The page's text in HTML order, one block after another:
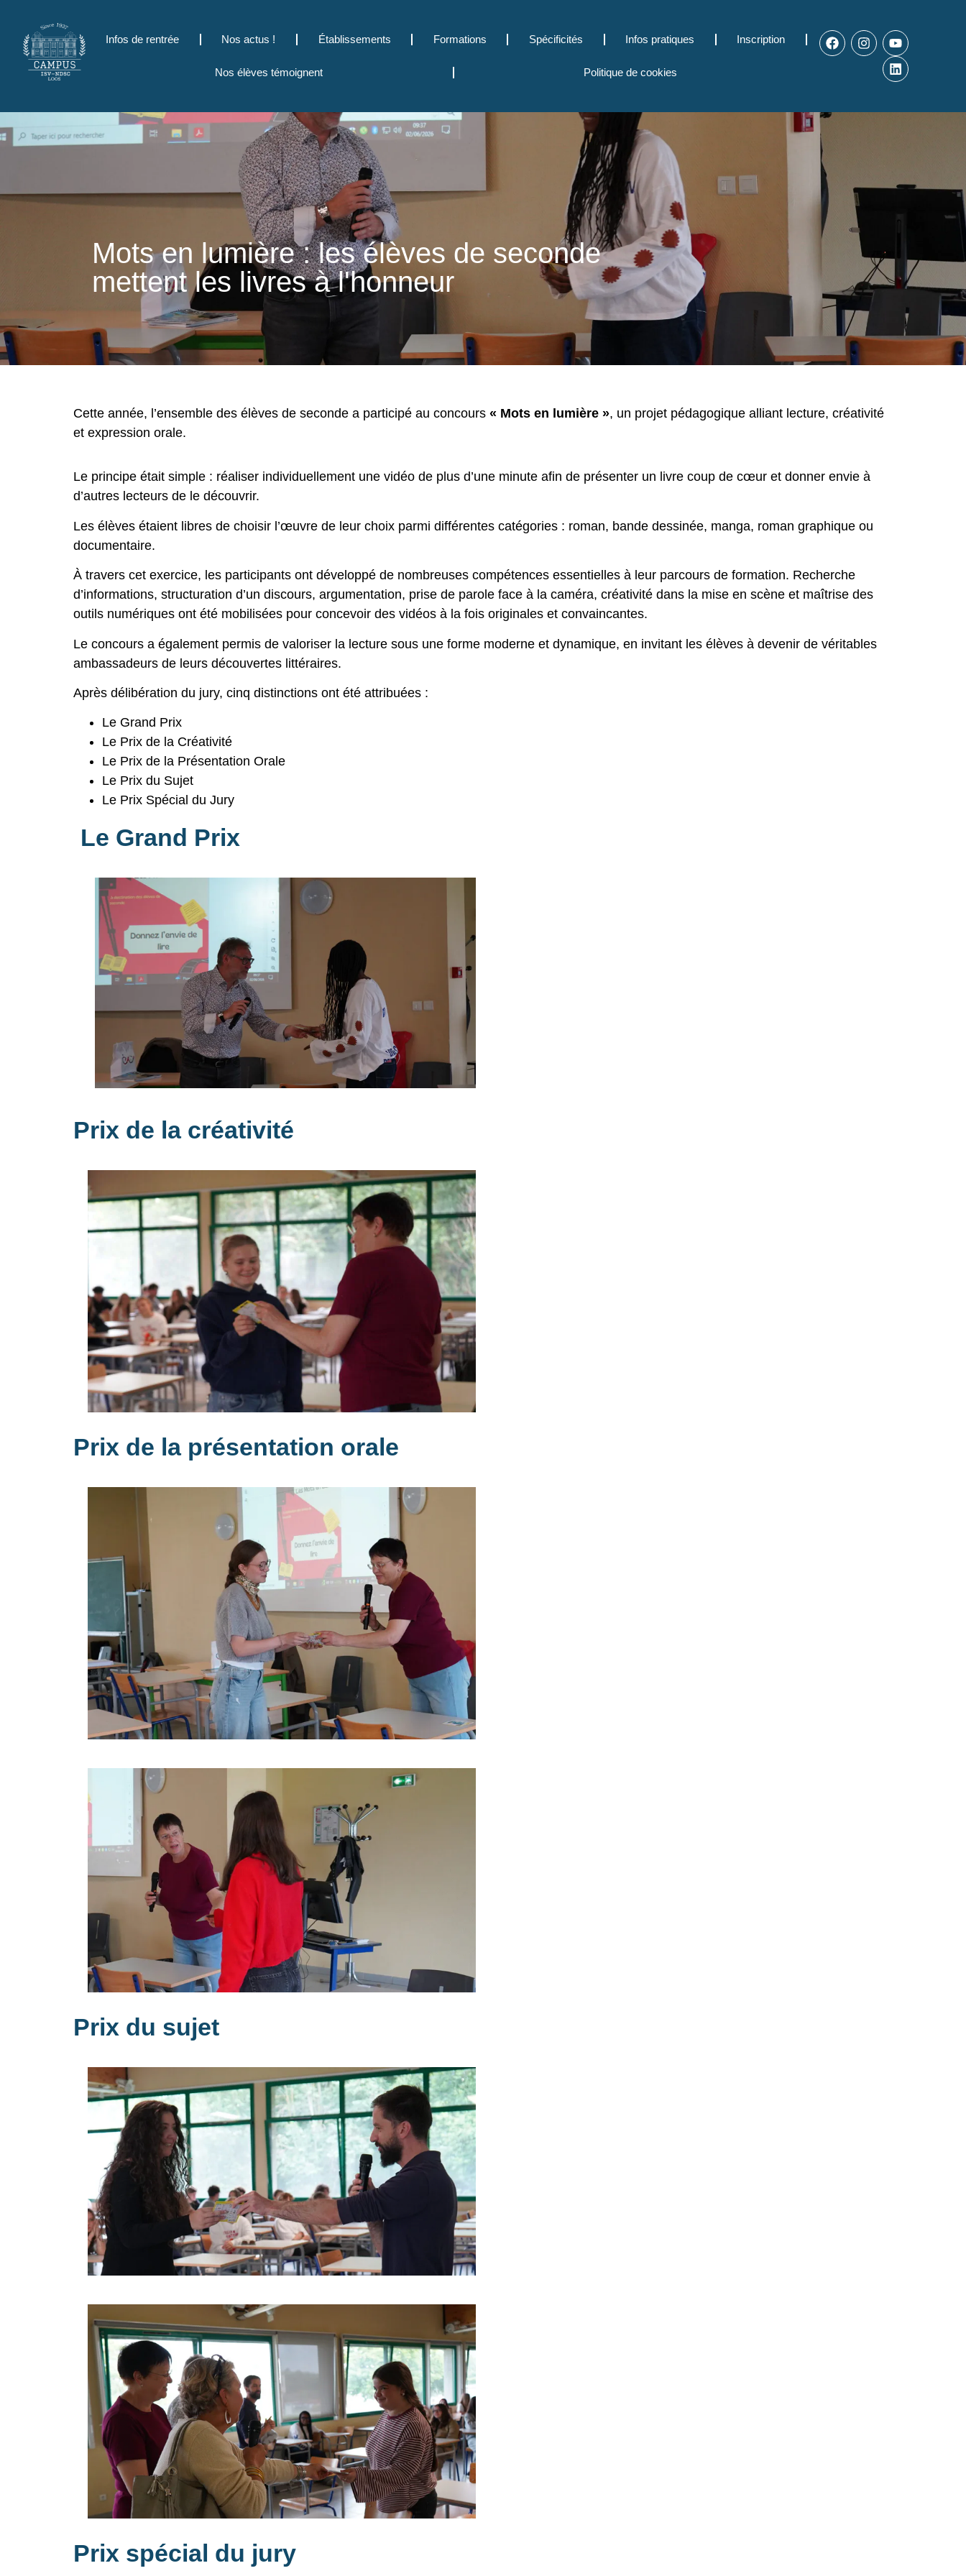
Infos de rentrée Nos actus ! Établissements Formations Spécificités Infos pratiques Inscription
Nos élèves témoignent Politique de cookies
Mots en lumière : les élèves de seconde
mettent les livres à l'honneur
Cette année, l’ensemble des élèves de seconde a participé au concours « Mots en lumière », un projet pédagogique alliant lecture, créativité
et expression orale.
Le principe était simple : réaliser individuellement une vidéo de plus d’une minute afin de présenter un livre coup de cœur et donner envie à
d’autres lecteurs de le découvrir.
Les élèves étaient libres de choisir l’œuvre de leur choix parmi différentes catégories : roman, bande dessinée, manga, roman graphique ou
documentaire.
À travers cet exercice, les participants ont développé de nombreuses compétences essentielles à leur parcours de formation. Recherche
d’informations, structuration d’un discours, argumentation, prise de parole face à la caméra, créativité dans la mise en scène et maîtrise des
outils numériques ont été mobilisées pour concevoir des vidéos à la fois originales et convaincantes.
Le concours a également permis de valoriser la lecture sous une forme moderne et dynamique, en invitant les élèves à devenir de véritables
ambassadeurs de leurs découvertes littéraires.
Après délibération du jury, cinq distinctions ont été attribuées :
Le Grand Prix
Le Prix de la Créativité
Le Prix de la Présentation Orale
Le Prix du Sujet
Le Prix Spécial du Jury
Le Grand Prix
Prix de la créativité
Prix de la présentation orale
Prix du sujet
Prix spécial du jury